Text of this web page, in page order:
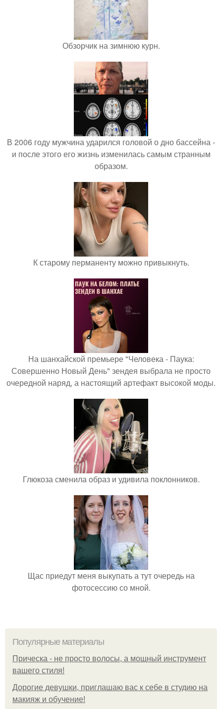
Обзорчик на зимнюю курн.
В 2006 году мужчина ударился головой о дно бассейна -
и после этого его жизнь изменилась самым странным
образом.
К старому перманенту можно привыкнуть.
На шанхайской премьере "Человека - Паука:
Совершенно Новый День" зендея выбрала не просто
очередной наряд, а настоящий артефакт высокой моды.
Глюкоза сменила образ и удивила поклонников.
Щас приедут меня выкупать а тут очередь на
фотосессию со мной.
Популярные материалы
Прическа - не просто волосы, а мощный инструмент
вашего стиля!
Дорогие девушки, приглашаю вас к себе в студию на
макияж и обучение!